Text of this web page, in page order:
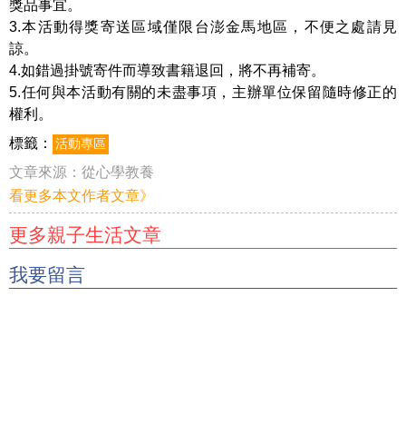
獎品事宜。
3.本活動得獎寄送區域僅限台澎金馬地區，不便之處請見
諒。
4.如錯過掛號寄件而導致書籍退回，將不再補寄。
5.任何與本活動有關的未盡事項，主辦單位保留隨時修正的
權利。
標籤：
活動專區
文章來源： 從心學教養
看更多本文作者文章》
更多親子生活文章
我要留言